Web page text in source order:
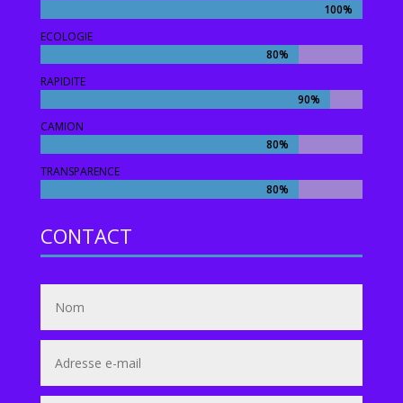
100%
100%
ECOLOGIE
80%
80%
RAPIDITE
90%
90%
CAMION
80%
80%
TRANSPARENCE
80%
80%
CONTACT